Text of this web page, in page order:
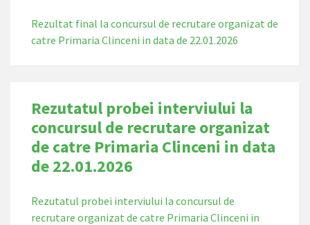
Rezultat final la concursul de recrutare organizat de
catre Primaria Clinceni in data de 22.01.2026
Rezutatul probei interviului la
concursul de recrutare organizat
de catre Primaria Clinceni in data
de 22.01.2026
Rezutatul probei interviului la concursul de
recrutare organizat de catre Primaria Clinceni in